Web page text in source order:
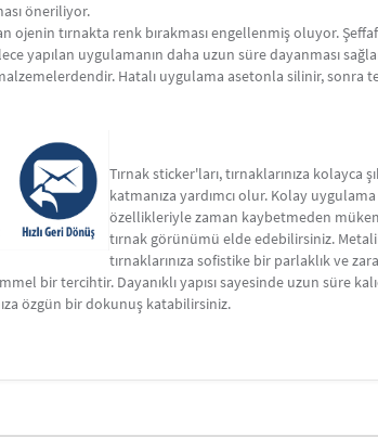
öneriliyor.
tırnakta renk bırakması engellenmiş oluyor.
yapılan uygulamanın daha uzun süre dayanması
Hatalı uygulama asetonla silinir, sonra
Tırnak sticker'ları, tırnaklarınıza kolayca
katmanıza yardımcı olur. Kolay uygulama
özellikleriyle zaman kaybetmeden
tırnak görünümü elde edebilirsiniz.
tırnaklarınıza sofistike bir parlaklık ve
bir tercihtir. Dayanıklı yapısı sayesinde uzun süre
özgün bir dokunuş katabilirsiniz.